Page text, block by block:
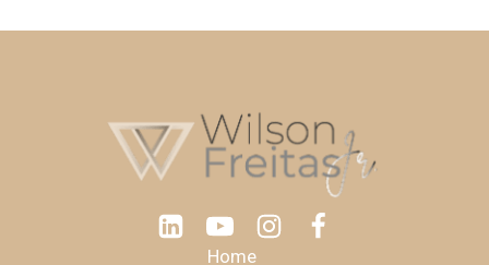
Home